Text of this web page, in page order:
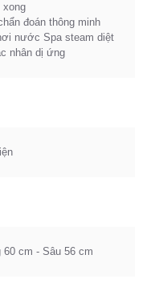
xong
đoán thông minh
nước Spa steam diệt
nhân dị ứng
60 cm - Sâu 56 cm